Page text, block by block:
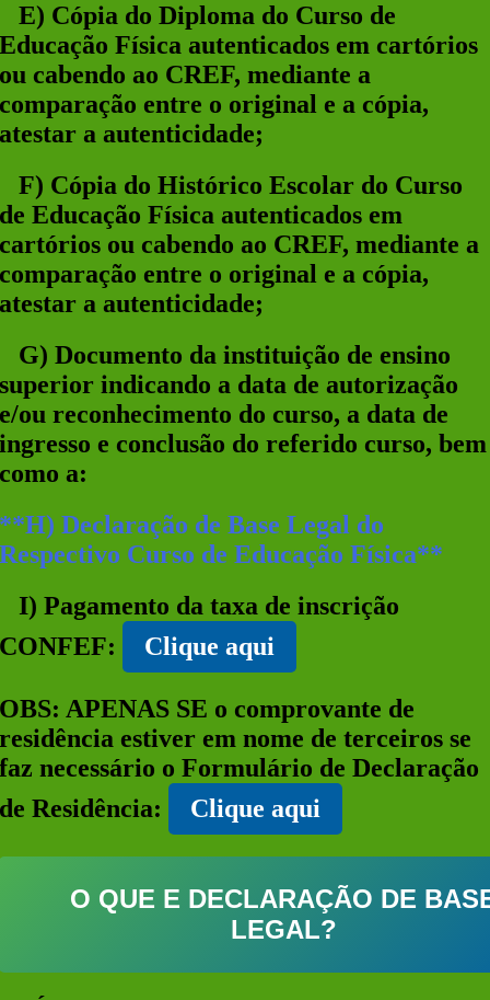
E) Cópia do Diploma do Curso de
Educação Física autenticados em cartórios
ou cabendo ao CREF, mediante a
comparação entre o original e a cópia,
atestar a autenticidade;
F) Cópia do Histórico Escolar do Curso
de Educação Física autenticados em
cartórios ou cabendo ao CREF, mediante a
comparação entre o original e a cópia,
atestar a autenticidade;
G) Documento da instituição de ensino
superior indicando a data de autorização
e/ou reconhecimento do curso, a data de
ingresso e conclusão do referido curso, bem
como a:
**H) Declaração de Base Legal do
Respectivo Curso de Educação Física**
I) Pagamento da taxa de inscrição
CONFEF: Clique aqui
OBS: APENAS SE o comprovante de
residência estiver em nome de terceiros se
faz necessário oFormulário de Declaração
de Residência: Clique aqui
O QUE E DECLARAÇÃO DE
LEGAL?